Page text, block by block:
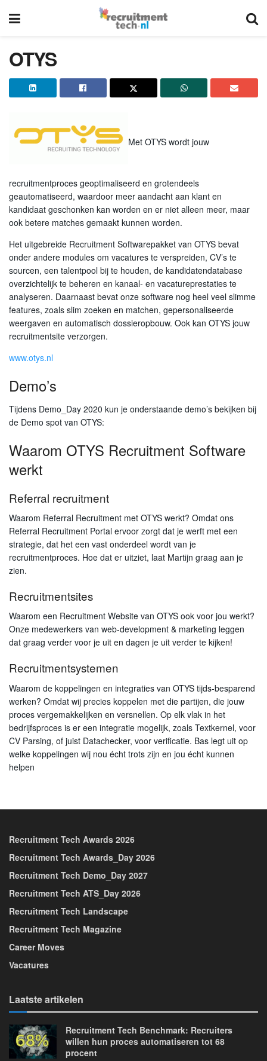
OTYS
Met OTYS wordt jouw
recruitmentproces geoptimaliseerd en grotendeels
geautomatiseerd, waardoor meer aandacht aan klant en
kandidaat geschonken kan worden en er niet alleen meer, maar
ook betere matches gemaakt kunnen worden.
Het uitgebreide Recruitment Softwarepakket van OTYS bevat
onder andere modules om vacatures te verspreiden, CV’s te
sourcen, een talentpool bij te houden, de kandidatendatabase
overzichtelijk te beheren en kanaal- en vacatureprestaties te
analyseren. Daarnaast bevat onze software nog heel veel slimme
features, zoals slim zoeken en matchen, gepersonaliseerde
weergaven en automatisch dossieropbouw. Ook kan OTYS jouw
recruitmentsite verzorgen.
www.otys.nl
Demo’s
Tijdens Demo_Day 2020 kun je onderstaande demo’s bekijken bij
de Demo spot van OTYS:
Waarom OTYS Recruitment Software
werkt
Referral recruitment
Waarom Referral Recruitment met OTYS werkt? Omdat ons
Referral Recruitment Portal ervoor zorgt dat je werft met een
strategie, dat het een vast onderdeel wordt van je
recruitmentproces. Hoe dat er uitziet, laat Martijn graag aan je
zien.
Recruitmentsites
Waarom een Recruitment Website van OTYS ook voor jou werkt?
Onze medewerkers van web-development & marketing leggen
dat graag verder voor je uit en dagen je uit verder te kijken!
Recruitmentsystemen
Waarom de koppelingen en integraties van OTYS tijds-besparend
werken? Omdat wij precies koppelen met die partijen, die jouw
proces vergemakkelijken en versnellen. Op elk vlak in het
bedrijfsproces is er een integratie mogelijk, zoals Textkernel, voor
CV Parsing, of juist Datachecker, voor verificatie. Bas legt uit op
welke koppelingen wij nou écht trots zijn en jou écht kunnen
helpen
Recruitment Tech Awards 2026
Recruitment Tech Awards_Day 2026
Recruitment Tech Demo_Day 2027
Recruitment Tech ATS_Day 2026
Recruitment Tech Landscape
Recruitment Tech Magazine
Career Moves
Vacatures
Laatste artikelen
Recruitment Tech Benchmark: Recruiters
willen hun proces automatiseren tot 68
procent